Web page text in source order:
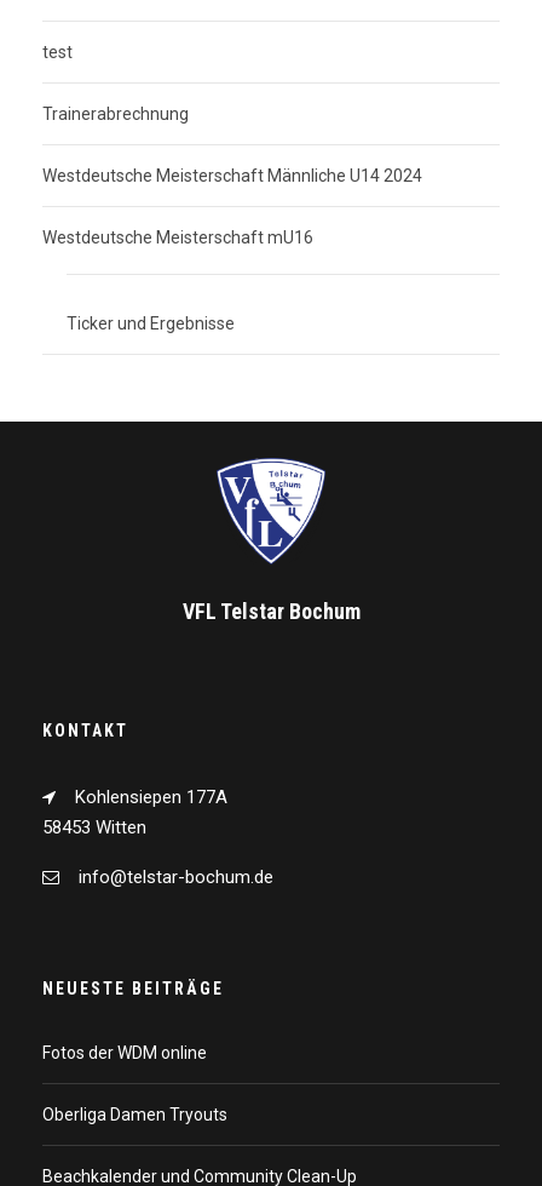
test
Trainerabrechnung
Westdeutsche Meisterschaft Männliche U14 2024
Westdeutsche Meisterschaft mU16
Ticker und Ergebnisse
VFL Telstar Bochum
KONTAKT
Kohlensiepen 177A
58453 Witten
info@telstar-bochum.de
NEUESTE BEITRÄGE
Fotos der WDM online
Oberliga Damen Tryouts
Beachkalender und Community Clean-Up